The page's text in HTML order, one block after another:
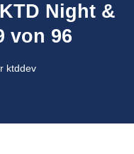
Night &
von 96
ktddev